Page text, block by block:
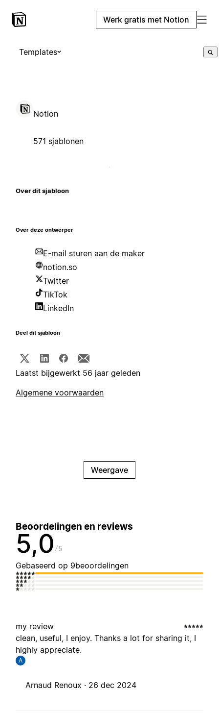
Werk gratis met Notion
Templates
Notion
571 sjablonen
Over dit sjabloon
Over deze ontwerper
E-mail sturen aan de maker
notion.so
Twitter
TikTok
LinkedIn
Deel dit sjabloon
Laatst bijgewerkt 56 jaar geleden
Algemene voorwaarden
Weergave
Beoordelingen en reviews
5,0 5
Gebaseerd op 9beoordelingen
my review
clean, useful, I enjoy. Thanks a lot for sharing it, I
highly appreciate.
A
Arnaud Renoux · 26 dec 2024